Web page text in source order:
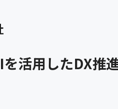
活用したDX推